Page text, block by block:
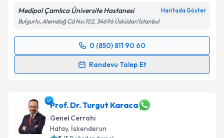
Medipol Çamlıca Üniversite Hastanesi Haritada Göster
Bulgurlu, Alemdağ Cd No:102, 34696 Üsküdar/İstanbul
0 (850) 811 90 60
Randevu Talep Et
Randevu Takvimi Talebi
takvim hazırlandığında e-posta ile bilgilendireceğiz.
E-posta Adresiniz
Prof. Dr. Turgut Karaca
Genel Cerrahi
Hatay, İskenderun